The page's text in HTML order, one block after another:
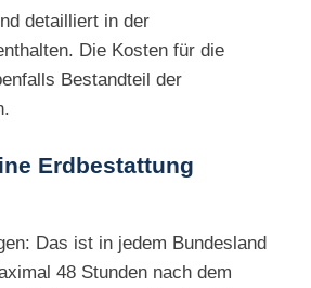
detailliert in der
Die Kosten für die
Bestandteil der
Erdbestattung
Das ist in jedem Bundesland
48 Stunden nach dem